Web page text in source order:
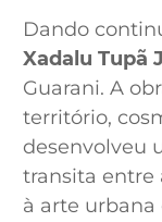
Dando
Xadalu Tupã
Guarani. A
território,
desenvolveu
transita entre
à arte urbana